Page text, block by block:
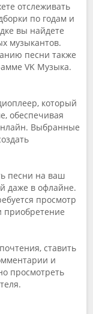
отслеживать
по годам и
вы найдете
музыкантов.
песни также
VK Музыка.
который
обеспечивая
Выбранные
песни на ваш
даже в офлайне.
просмотр
приобретение
ставить
и
просмотреть